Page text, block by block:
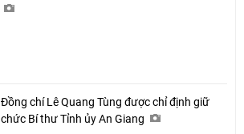
Đồng chí Lê Quang Tùng được chỉ định giữ
chức Bí thư Tỉnh ủy An Giang